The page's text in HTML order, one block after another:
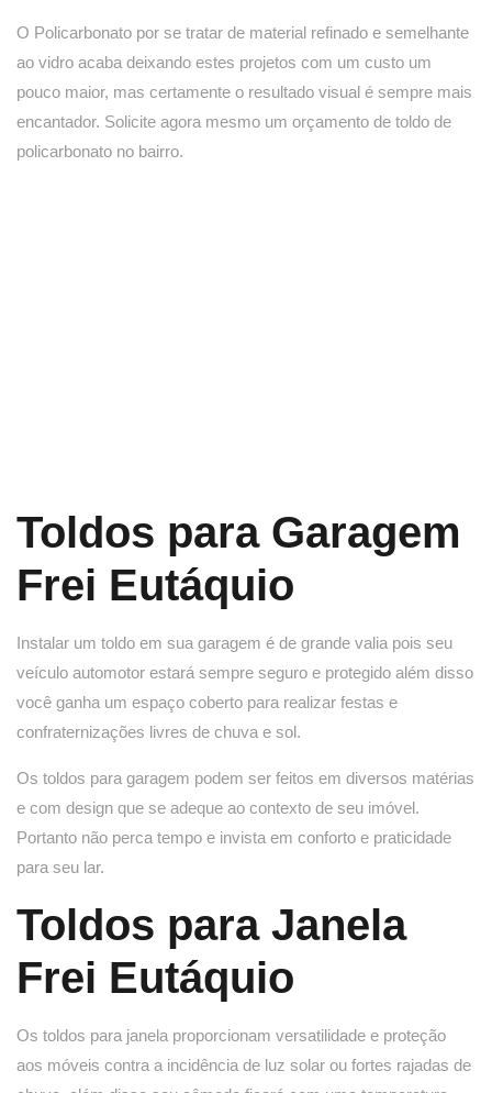
O Policarbonato por se tratar de material refinado e semelhante
ao vidro acaba deixando estes projetos com um custo um
pouco maior, mas certamente o resultado visual é sempre mais
encantador. Solicite agora mesmo um orçamento de toldo de
policarbonato no bairro.
Toldos para Garagem
Frei Eutáquio
Instalar um toldo em sua garagem é de grande valia pois seu
veículo automotor estará sempre seguro e protegido além disso
você ganha um espaço coberto para realizar festas e
confraternizações livres de chuva e sol.
Os toldos para garagem podem ser feitos em diversos matérias
e com design que se adeque ao contexto de seu imóvel.
Portanto não perca tempo e invista em conforto e praticidade
para seu lar.
Toldos para Janela
Frei Eutáquio
Os toldos para janela proporcionam versatilidade e proteção
aos móveis contra a incidência de luz solar ou fortes rajadas de